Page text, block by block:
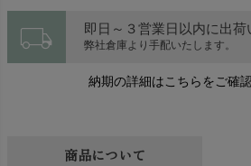
local_shipping 即日～３営業日以内に出荷
弊社倉庫より手配いたします。
納期の詳細はこちらをご確
商品について